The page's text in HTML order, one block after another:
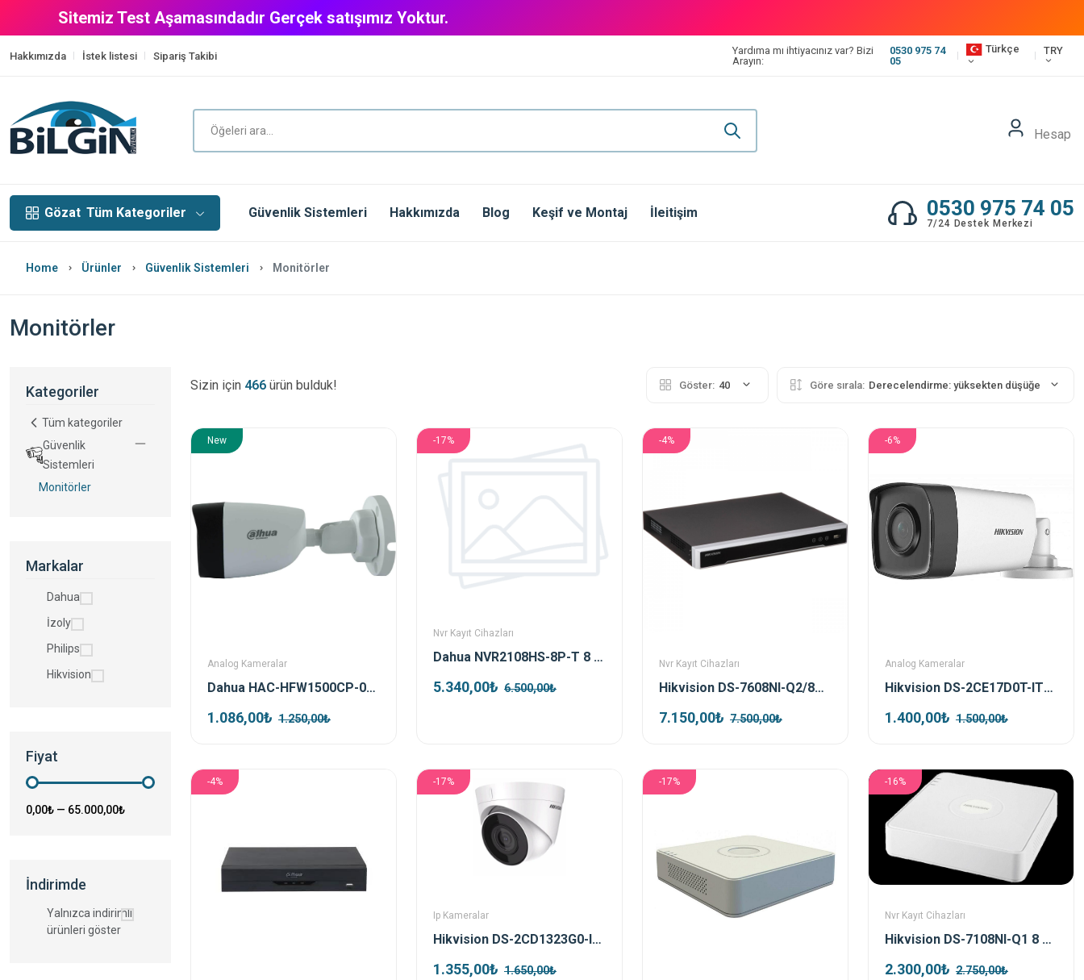
Sitemiz Test Aşamasındadır Gerçek satışımız Yoktur.
Hakkımızda İstek listesi Sipariş Takibi
Yardıma mı ihtiyacınız var? Bizi
Arayın:
0530 975 74
05
Türkçe TRY
Hesap
Gözat Tüm Kategoriler Güvenlik Sistemleri Hakkımızda Blog Keşif ve Montaj İleitişim 0530 975 74 05
7/24 Destek Merkezi
Home Ürünler Güvenlik Sistemleri Monitörler
Monitörler
Kategoriler
Tüm kategoriler
Güvenlik
Sistemleri
Monitörler
Markalar
Dahua
İzoly
Philips
Hikvision
Fiyat
0,00₺ — 65.000,00₺
İndirimde
Yalnızca indirimli
ürünleri göster
Sizin için 466 ürün bulduk! Göster: 40 Göre sırala: Derecelendirme: yüksekten düşüğe
New
Analog Kameralar
Dahua HAC-HFW1500CP-0360B-S2 5 MP 3.6mm IR Bullet Analog Güvenlik Kamerası
1.086,00₺ 1.250,00₺
-17%
Nvr Kayıt Cihazları
Dahua NVR2108HS-8P-T 8 Kanal Poe Nvr Kayıt Cihazı
5.340,00₺ 6.500,00₺
-4%
Nvr Kayıt Cihazları
Hikvision DS-7608NI-Q2/8P 8 Kanal Poe Nvr Kayıt Cihazı
7.150,00₺ 7.500,00₺
-6%
Analog Kameralar
Hikvision DS-2CE17D0T-IT5F TVI 2mp 3.6mm Bullet Kamera
1.400,00₺ 1.500,00₺
-4% -17%
Ip Kameralar
Hikvision DS-2CD1323G0-IUF 2mp 2.8 mm Dome IP Kamera
1.355,00₺ 1.650,00₺
-17% -16%
Nvr Kayıt Cihazları
Hikvision DS-7108NI-Q1 8 Kanal H.265+ Nvr Kayıt Cihazı
2.300,00₺ 2.750,00₺